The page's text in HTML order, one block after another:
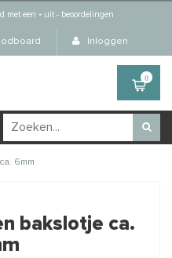
met een - uit -beoordelingen
Inloggen
0
6mm
interessant
bakslotje ca.